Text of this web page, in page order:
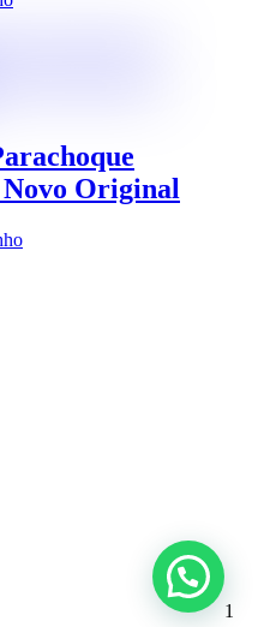
Original
1